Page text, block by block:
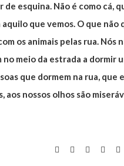
esquina. Não é como cá,
aquilo que vemos. O que
os animais pelas rua. Nós
meio da estrada a dormir
que dormem na rua,
aos nossos olhos são